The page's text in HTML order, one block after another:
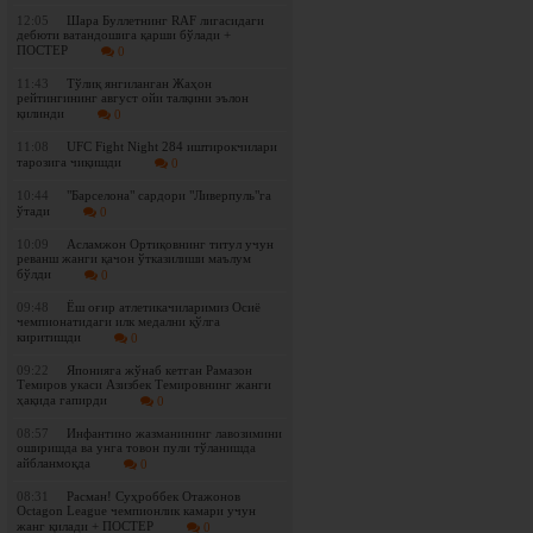
12:05
Шара Буллетнинг RAF лигасидаги
дебюти ватандошига қарши бўлади +
ПОСТЕР
0
11:43
Tўлиқ янгиланган Жаҳон
рейтингининг август ойи талқини эълон
қилинди
0
11:08
UFC Fight Night 284 иштирокчилари
тарозига чиқишди
0
10:44
"Барселона" сардори "Ливерпуль"га
ўтади
0
10:09
Асламжон Ортиқовнинг титул учун
реванш жанги қачон ўтказилиши маълум
бўлди
0
09:48
Ёш оғир атлетикачиларимиз Осиё
чемпионатидаги илк медални қўлга
киритишди
0
09:22
Японияга жўнаб кетган Рамазон
Темиров укаси Азизбек Темировнинг жанги
ҳақида гапирди
0
08:57
Инфантино жазманининг лавозимини
оширишда ва унга товон пули тўланишда
айбланмоқда
0
08:31
Расман! Суҳроббек Отажонов
Octagon League чемпионлик камари учун
жанг қилади + ПОСТЕР
0